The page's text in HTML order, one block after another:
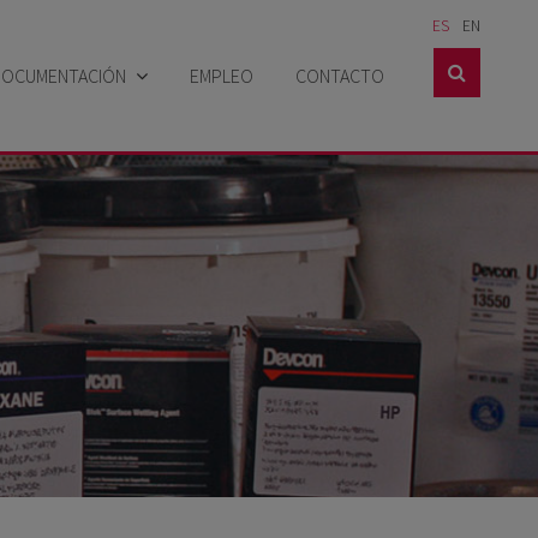
Catálogos
Hojas técnicas
de seguridad
Casos prácticos
Certificados
Noticias
EMPLEO CONTACTO
ES EN
